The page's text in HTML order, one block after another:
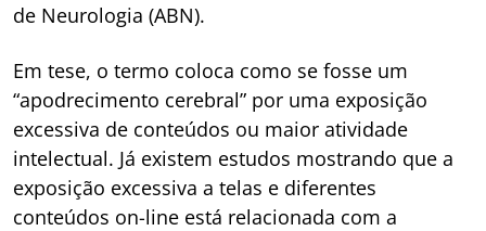
de Neurologia (ABN).
Em tese, o termo coloca como se fosse um
“apodrecimento cerebral” por uma exposição
excessiva de conteúdos ou maior atividade
intelectual. Já existem estudos mostrando que a
exposição excessiva a telas e diferentes
conteúdos on-line está relacionada com a